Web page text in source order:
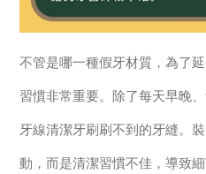
不管是哪一種假牙材質，為了
習慣非常重要。除了每天早晚
牙線清潔牙刷刷不到的牙縫。
動，而是清潔習慣不佳，導致